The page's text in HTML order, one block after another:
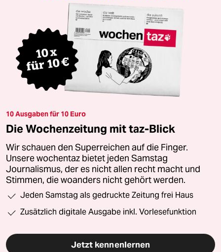
10 Ausgaben für 10 Euro
Die Wochenzeitung mit taz-Blick
Wir schauen den Superreichen auf die Finger.
Unsere wochentaz bietet jeden Samstag
Journalismus, der es nicht allen recht macht und
Stimmen, die woanders nicht gehört werden.
Jeden Samstag als gedruckte Zeitung frei Haus
Zusätzlich digitale Ausgabe inkl. Vorlesefunktion
Jetzt kennenlernen